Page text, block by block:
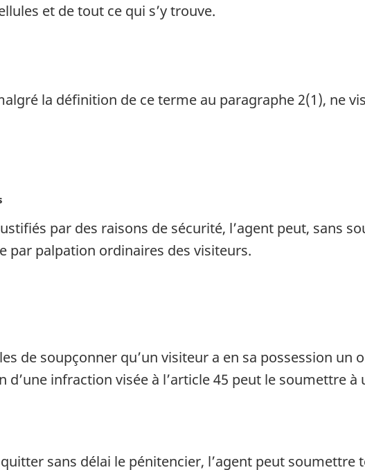
et de tout ce qui s’y trouve.
la définition de ce terme au paragraphe 2(1), ne
par des raisons de sécurité, l’agent peut, sans
par palpation ordinaires des visiteurs.
de soupçonner qu’un visiteur a en sa possession un
infraction visée à l’article 45 peut le soumettre à
sans délai le pénitencier, l’agent peut soumettre